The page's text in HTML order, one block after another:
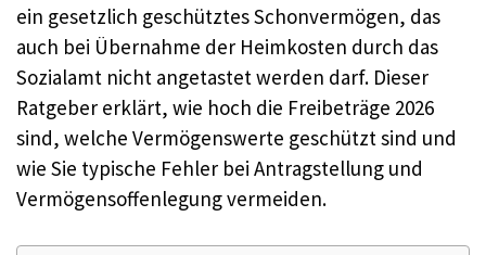
ein gesetzlich geschütztes Schonvermögen, das
auch bei Übernahme der Heimkosten durch das
Sozialamt nicht angetastet werden darf. Dieser
Ratgeber erklärt, wie hoch die Freibeträge 2026
sind, welche Vermögenswerte geschützt sind und
wie Sie typische Fehler bei Antragstellung und
Vermögensoffenlegung vermeiden.